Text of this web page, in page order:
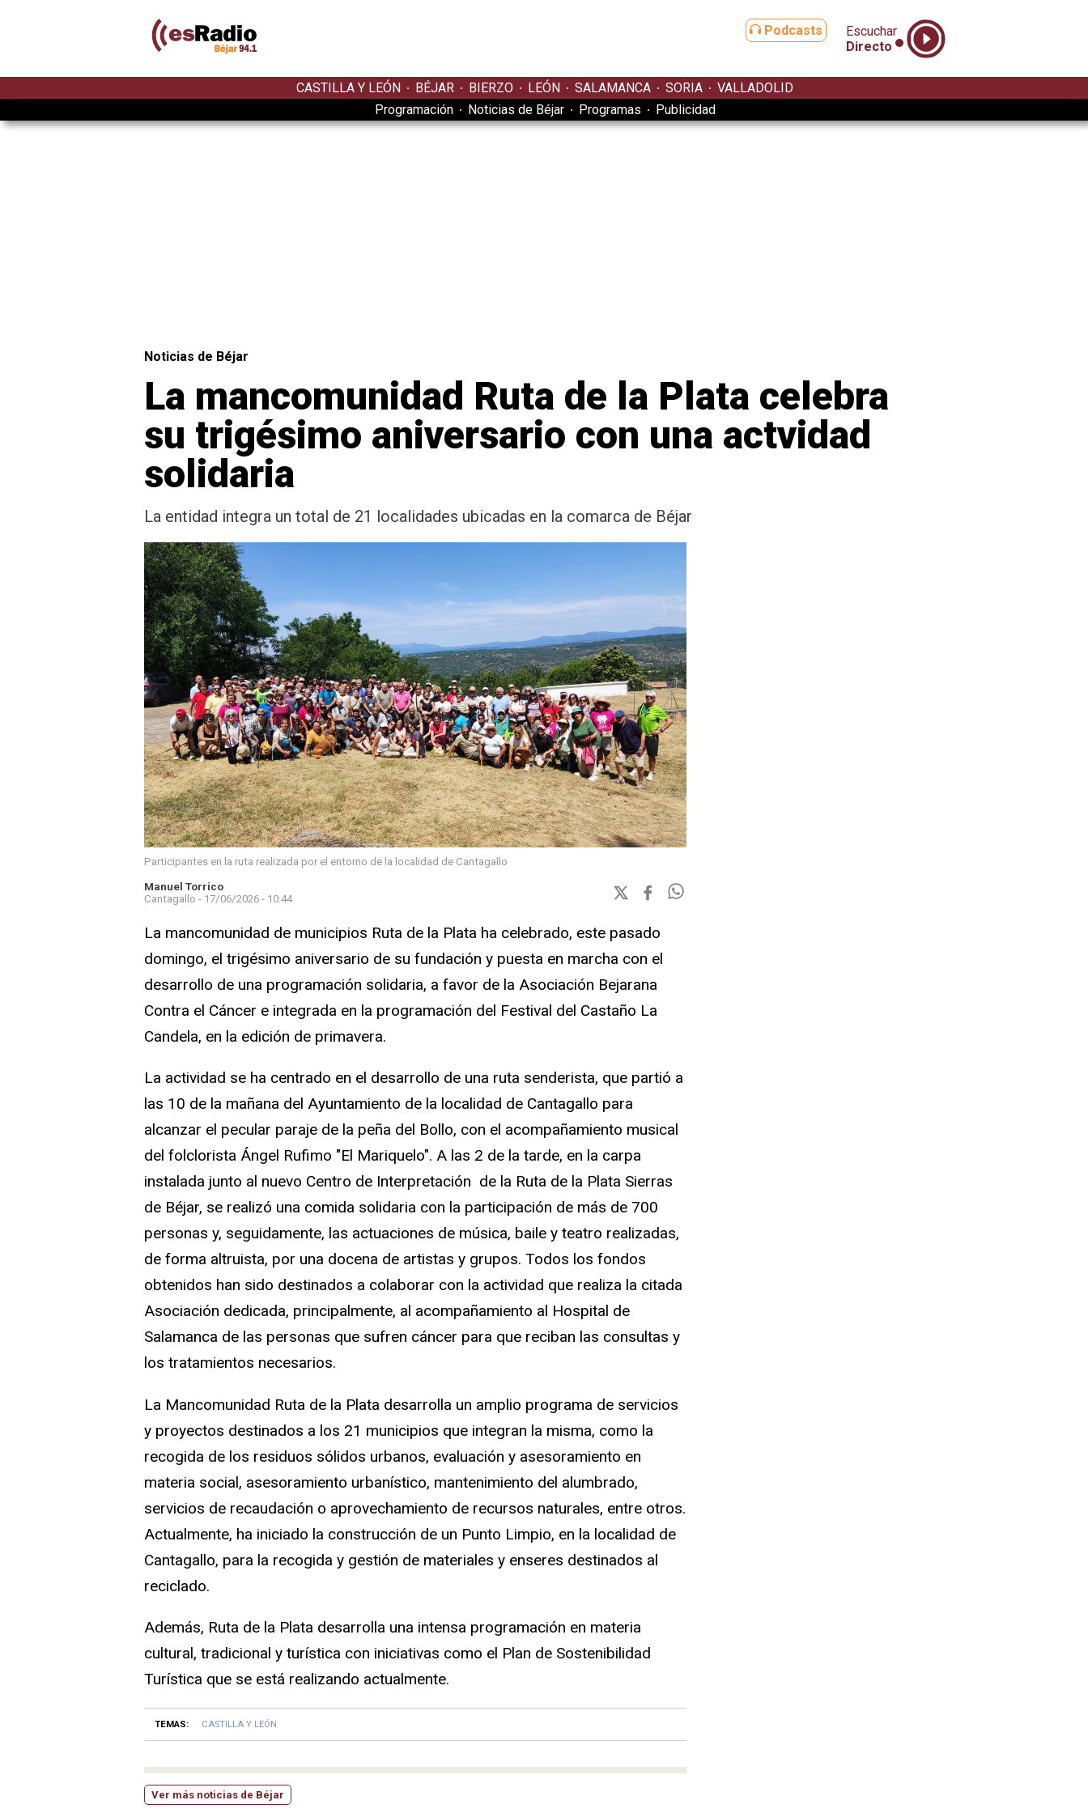
Podcasts
Escuchar
Directo
CASTILLA Y LEÓN BÉJAR BIERZO LEÓN SALAMANCA SORIA
VALLADOLID
Programación
Noticias de Béjar Programas Publicidad
Noticias de Béjar
La mancomunidad Ruta de la Plata celebra
su trigésimo aniversario con una actvidad
solidaria
La entidad integra un total de 21 localidades ubicadas en la comarca de Béjar
Participantes en la ruta realizada por el entorno de la localidad de Cantagallo
Manuel Torrico
Cantagallo - 17/06/2026 - 10:44
La mancomunidad de municipios Ruta de la Plata ha celebrado, este pasado
domingo, el trigésimo aniversario de su fundación y puesta en marcha con el
desarrollo de una programación solidaria, a favor de la Asociación Bejarana
Contra el Cáncer e integrada en la programación del Festival del Castaño La
Candela, en la edición de primavera.
La actividad se ha centrado en el desarrollo de una ruta senderista, que partió a
las 10 de la mañana del Ayuntamiento de la localidad de Cantagallo para
alcanzar el pecular paraje de la peña del Bollo, con el acompañamiento musical
del folclorista Ángel Rufimo "El Mariquelo". A las 2 de la tarde, en la carpa
instalada junto al nuevo Centro de Interpretación de la Ruta de la Plata Sierras
de Béjar, se realizó una comida solidaria con la participación de más de 700
personas y, seguidamente, las actuaciones de música, baile y teatro realizadas,
de forma altruista, por una docena de artistas y grupos. Todos los fondos
obtenidos han sido destinados a colaborar con la actividad que realiza la citada
Asociación dedicada, principalmente, al acompañamiento al Hospital de
Salamanca de las personas que sufren cáncer para que reciban las consultas y
los tratamientos necesarios.
La Mancomunidad Ruta de la Plata desarrolla un amplio programa de servicios
y proyectos destinados a los 21 municipios que integran la misma, como la
recogida de los residuos sólidos urbanos, evaluación y asesoramiento en
materia social, asesoramiento urbanístico, mantenimiento del alumbrado,
servicios de recaudación o aprovechamiento de recursos naturales, entre otros.
Actualmente, ha iniciado la construcción de un Punto Limpio, en la localidad de
Cantagallo, para la recogida y gestión de materiales y enseres destinados al
reciclado.
Además, Ruta de la Plata desarrolla una intensa programación en materia
cultural, tradicional y turística con iniciativas como el Plan de Sostenibilidad
Turística que se está realizando actualmente.
TEMAS: CASTILLA Y LEÓN
Ver más noticias de Béjar